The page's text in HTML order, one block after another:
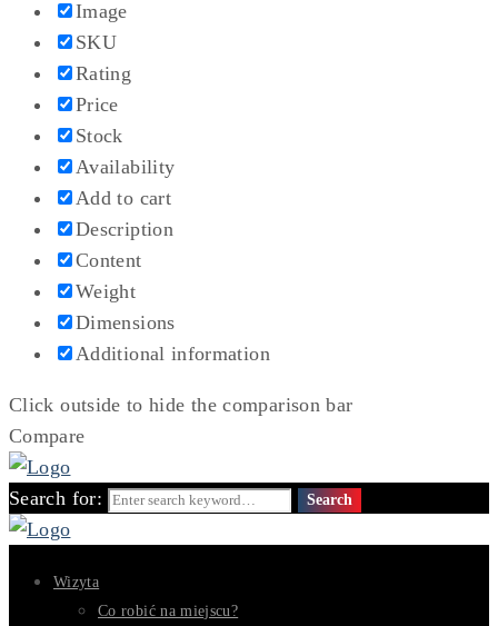
Image
SKU
Rating
Price
Stock
Availability
Add to cart
Description
Content
Weight
Dimensions
Additional information
Click outside to hide the comparison bar
Compare
Search for: Search
Wizyta
Co robić na miejscu?